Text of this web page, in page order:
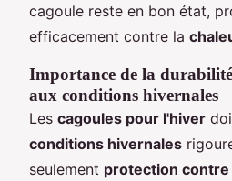
cagoule reste en bon état,
efficacement contre la
Importance de la durabilité
aux conditions hivernales
Les cagoules pour l'hiver
conditions hivernales
seulement protection